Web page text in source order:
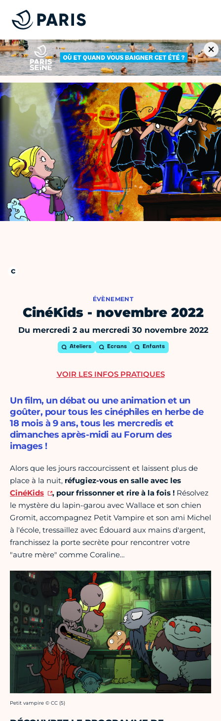
ÉVÈNEMENT
CinéKids - novembre 2022
Du mercredi 2 au mercredi 30 novembre 2022
Ateliers Ecrans Enfants
Un film, un débat ou une animation et un
goûter, pour tous les cinéphiles en herbe de
18 mois à 9 ans, tous les mercredis et
dimanches après-midi au Forum des
images !
Alors que les jours raccourcissent et laissent plus de
place à la nuit, réfugiez-vous en salle avec les
CinéKids
, pour frissonner et rire à la fois !Résolvez
le mystère du lapin-garou avec Wallace et son chien
Gromit, accompagnez Petit Vampire et son ami Michel
à l'école, tressaillez avec Édouard aux mains d'argent,
franchissez la porte secrète pour rencontrer votre
"autre mère" comme Coraline…
Crédit photo :
Petit vampire © CC (5)
VOIR LES INFOS PRATIQUES